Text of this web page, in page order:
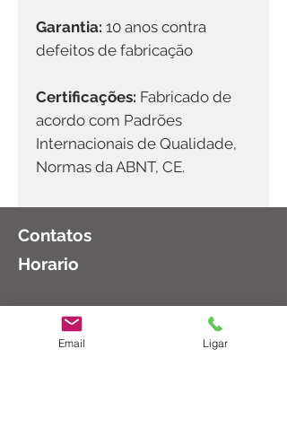
Garantia: 10 anos contra
defeitos de fabricação
Certificações: Fabricado de
acordo com Padrões
Internacionais de Qualidade,
Normas da ABNT, CE.
Contatos
Horario
Email Ligar